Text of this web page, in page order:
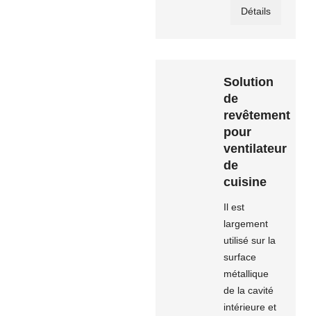
Détails
Solution
de
revêtement
pour
ventilateur
de
cuisine
Il est
largement
utilisé sur la
surface
métallique
de la cavité
intérieure et